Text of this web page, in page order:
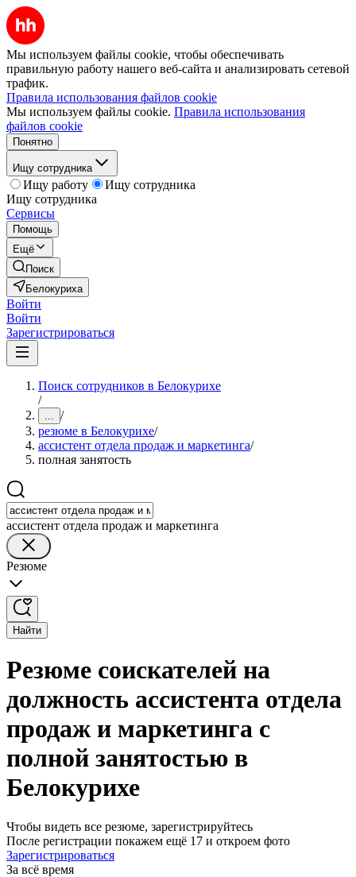
Мы используем файлы cookie, чтобы обеспечивать
правильную работу нашего веб-сайта и анализировать сетевой
трафик.
Правила использования файлов cookie
Мы используем файлы cookie. Правила использования
файлов cookie
Понятно
Ищу сотрудника
Ищу работу
Ищу сотрудника
Ищу сотрудника
Сервисы
Помощь
Ещё
Поиск
Белокуриха
Войти
Войти
Зарегистрироваться
Поиск сотрудников в Белокурихе
/
... /
резюме в Белокурихе/
ассистент отдела продаж и маркетинга/
полная занятость
ассистент отдела продаж и маркетинга
Резюме
Найти
Резюме соискателей на
должность ассистента отдела
продаж и маркетинга с
полной занятостью в
Белокурихе
Чтобы видеть все резюме, зарегистрируйтесь
После регистрации покажем ещё 17 и откроем фото
Зарегистрироваться
За всё время